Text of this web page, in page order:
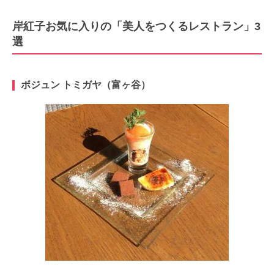
岸紅子お気に入りの「美人をつくるレストラン」3
選
ボジュン トミガヤ（富ヶ谷）